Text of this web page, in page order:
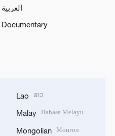
العربية
Documentary
Lao ລາວ
Malay Bahasa Melayu
Mongolian Монгол